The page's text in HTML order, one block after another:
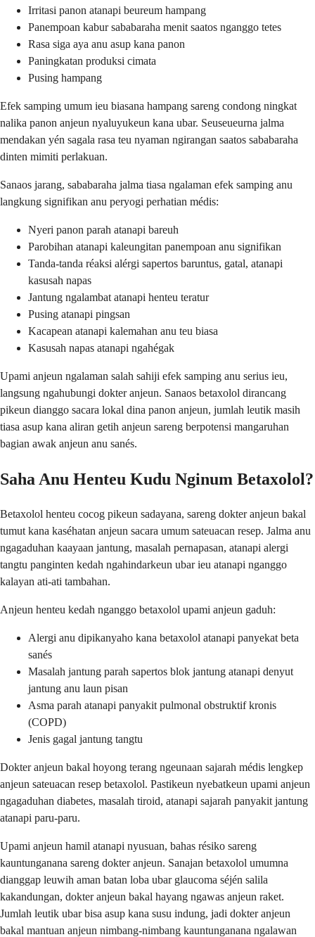
Irritasi panon atanapi beureum hampang
Panempoan kabur sababaraha menit saatos nganggo tetes
Rasa siga aya anu asup kana panon
Paningkatan produksi cimata
Pusing hampang
Efek samping umum ieu biasana hampang sareng condong ningkat
nalika panon anjeun nyaluyukeun kana ubar. Seuseueurna jalma
mendakan yén sagala rasa teu nyaman ngirangan saatos sababaraha
dinten mimiti perlakuan.
Sanaos jarang, sababaraha jalma tiasa ngalaman efek samping anu
langkung signifikan anu peryogi perhatian médis:
Nyeri panon parah atanapi bareuh
Parobihan atanapi kaleungitan panempoan anu signifikan
Tanda-tanda réaksi alérgi sapertos baruntus, gatal, atanapi
kasusah napas
Jantung ngalambat atanapi henteu teratur
Pusing atanapi pingsan
Kacapean atanapi kalemahan anu teu biasa
Kasusah napas atanapi ngahégak
Upami anjeun ngalaman salah sahiji efek samping anu serius ieu,
langsung ngahubungi dokter anjeun. Sanaos betaxolol dirancang
pikeun dianggo sacara lokal dina panon anjeun, jumlah leutik masih
tiasa asup kana aliran getih anjeun sareng berpotensi mangaruhan
bagian awak anjeun anu sanés.
Saha Anu Henteu Kudu Nginum Betaxolol?
Betaxolol henteu cocog pikeun sadayana, sareng dokter anjeun bakal
tumut kana kaséhatan anjeun sacara umum sateuacan resep. Jalma anu
ngagaduhan kaayaan jantung, masalah pernapasan, atanapi alergi
tangtu panginten kedah ngahindarkeun ubar ieu atanapi nganggo
kalayan ati-ati tambahan.
Anjeun henteu kedah nganggo betaxolol upami anjeun gaduh:
Alergi anu dipikanyaho kana betaxolol atanapi panyekat beta
sanés
Masalah jantung parah sapertos blok jantung atanapi denyut
jantung anu laun pisan
Asma parah atanapi panyakit pulmonal obstruktif kronis
(COPD)
Jenis gagal jantung tangtu
Dokter anjeun bakal hoyong terang ngeunaan sajarah médis lengkep
anjeun sateuacan resep betaxolol. Pastikeun nyebatkeun upami anjeun
ngagaduhan diabetes, masalah tiroid, atanapi sajarah panyakit jantung
atanapi paru-paru.
Upami anjeun hamil atanapi nyusuan, bahas résiko sareng
kauntunganana sareng dokter anjeun. Sanajan betaxolol umumna
dianggap leuwih aman batan loba ubar glaucoma séjén salila
kakandungan, dokter anjeun bakal hayang ngawas anjeun raket.
Jumlah leutik ubar bisa asup kana susu indung, jadi dokter anjeun
bakal mantuan anjeun nimbang-nimbang kauntunganana ngalawan